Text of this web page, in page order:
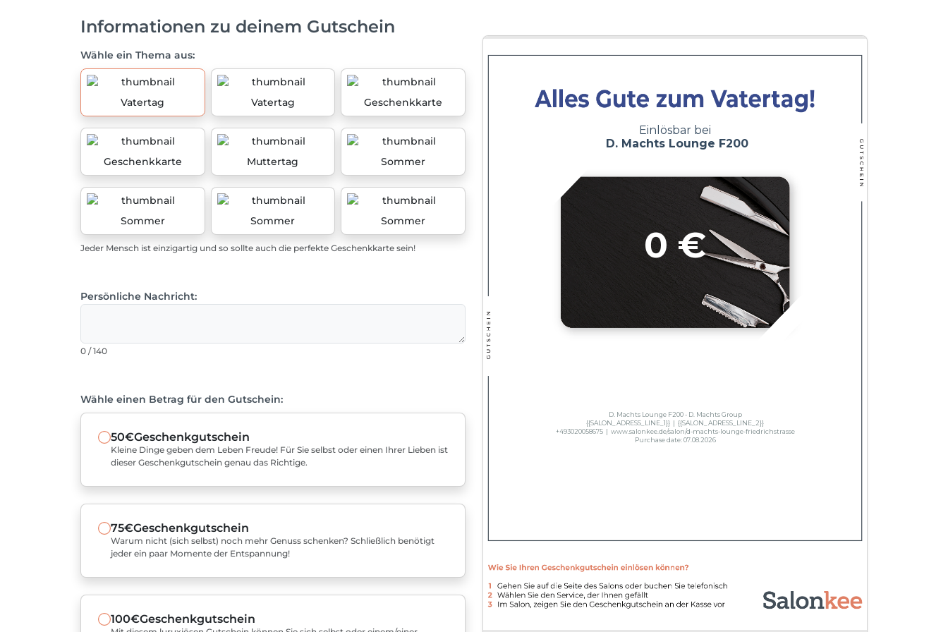
Informationen zu deinem Gutschein
Wähle ein Thema aus:
Vatertag Vatertag Geschenkkarte
Geschenkkarte Muttertag Sommer
Sommer Sommer Sommer
Jeder Mensch ist einzigartig und so sollte auch die perfekte Geschenkkarte sein!
Persönliche Nachricht:
0 / 140
Wähle einen Betrag für den Gutschein:
50€Geschenkgutschein
Kleine Dinge geben dem Leben Freude! Für Sie selbst oder einen Ihrer Lieben ist
dieser Geschenkgutschein genau das Richtige.
75€Geschenkgutschein
Warum nicht (sich selbst) noch mehr Genuss schenken? Schließlich benötigt
jeder ein paar Momente der Entspannung!
100€Geschenkgutschein